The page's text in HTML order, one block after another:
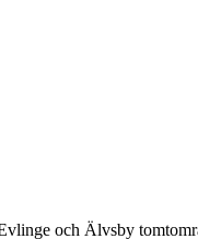
och Älvsby